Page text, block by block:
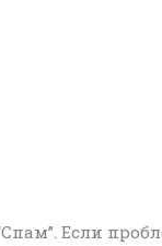
Если